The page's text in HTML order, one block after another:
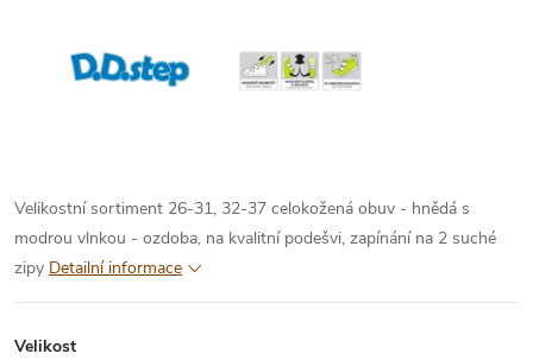
Velikostní sortiment 26-31, 32-37 celokožená obuv - hnědá s
modrou vlnkou - ozdoba, na kvalitní podešvi, zapínání na 2 suché
zipy Detailní informace
Velikost